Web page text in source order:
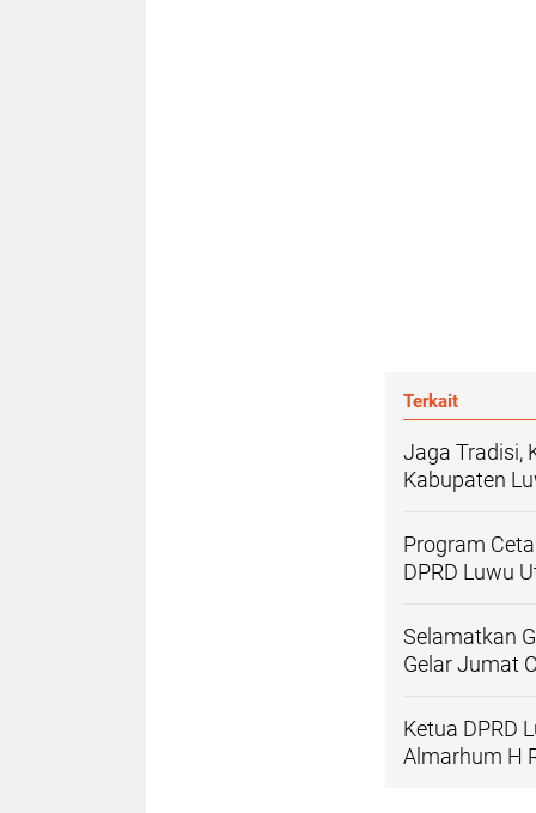
Terkait
Jaga Tradisi,
Kabupaten
Program
DPRD Luwu
Selamatkan
Gelar Jumat
Ketua DPRD
Almarhum H